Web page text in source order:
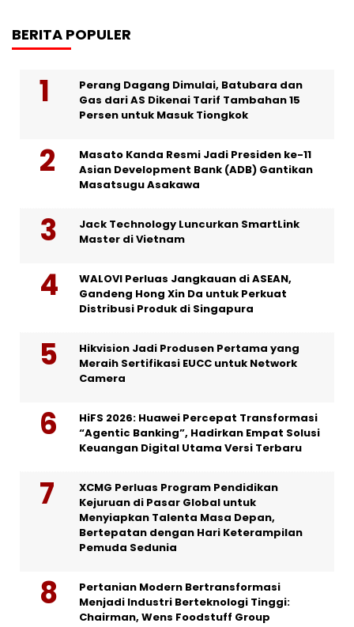
BERITA POPULER
Perang Dagang Dimulai, Batubara dan
Gas dari AS Dikenai Tarif Tambahan 15
Persen untuk Masuk Tiongkok
Masato Kanda Resmi Jadi Presiden ke-11
Asian Development Bank (ADB) Gantikan
Masatsugu Asakawa
Jack Technology Luncurkan SmartLink
Master di Vietnam
WALOVI Perluas Jangkauan di ASEAN,
Gandeng Hong Xin Da untuk Perkuat
Distribusi Produk di Singapura
Hikvision Jadi Produsen Pertama yang
Meraih Sertifikasi EUCC untuk Network
Camera
HiFS 2026: Huawei Percepat Transformasi
“Agentic Banking”, Hadirkan Empat Solusi
Keuangan Digital Utama Versi Terbaru
XCMG Perluas Program Pendidikan
Kejuruan di Pasar Global untuk
Menyiapkan Talenta Masa Depan,
Bertepatan dengan Hari Keterampilan
Pemuda Sedunia
Pertanian Modern Bertransformasi
Menjadi Industri Berteknologi Tinggi:
Chairman, Wens Foodstuff Group